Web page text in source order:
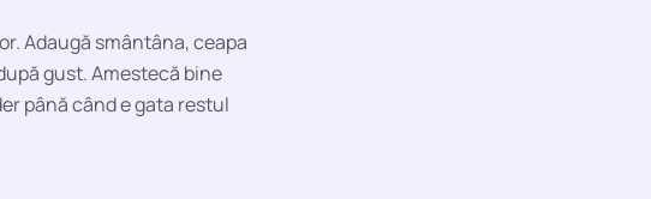
Adaugă smântâna, ceapa
gust. Amestecă bine
până când e gata restul